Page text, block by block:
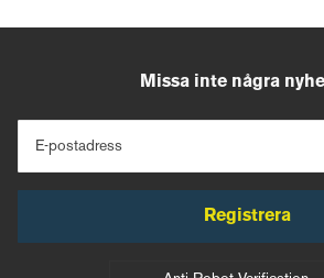
Missa inte några
E-postadress
Registrera